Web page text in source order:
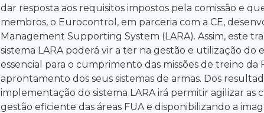
dar resposta aos requisitos impostos pela comissão e
membros, o Eurocontrol, em parceria com a CE,
Management Supporting System (LARA). Assim, este
sistema LARA poderá vir a ter na gestão e utilização
essencial para o cumprimento das missões de treino da
aprontamento dos seus sistemas de armas. Dos
implementação do sistema LARA irá permitir agilizar as
gestão eficiente das áreas FUA e disponibilizando a